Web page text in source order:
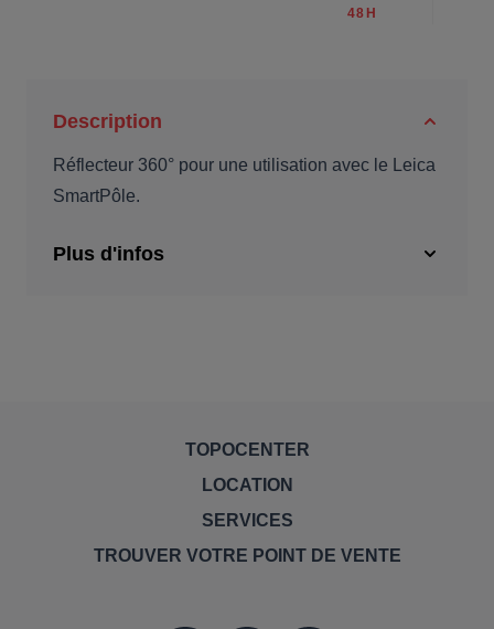
48H
Description
Réflecteur 360° pour une utilisation avec le Leica
SmartPôle.
Plus d'infos
TOPOCENTER
LOCATION
SERVICES
TROUVER VOTRE POINT DE VENTE